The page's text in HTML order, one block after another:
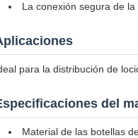
La conexión segura de
para la distribución de
del
Material de las botellas